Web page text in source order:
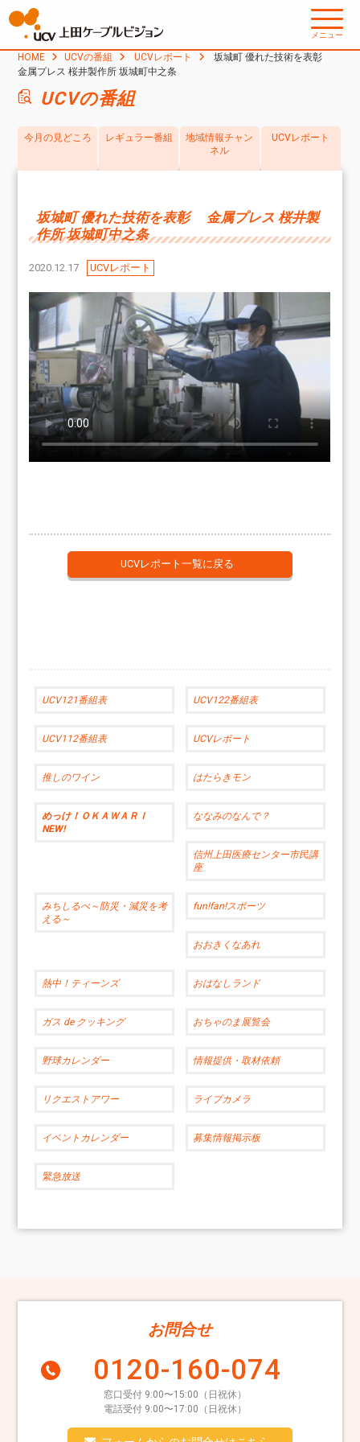
メニュー
HOME UCVの番組 UCVレポート
坂城町 優れた技術を表彰
金属プレス 桜井製作所 坂城町中之条
UCVの番組
今月の見どころ レギュラー番組
地域情報チャン
ネル
UCVレポート
坂城町 優れた技術を表彰 金属プレス 桜井製
作所 坂城町中之条
2020.12.17 UCVレポート
UCVレポート一覧に戻る
UCV121番組表 UCV122番組表
UCV112番組表 UCVレポート
推しのワイン はたらきモン
めっけ！ＯＫＡＷＡＲＩ
NEW!
ななみのなんで？
信州上田医療センター市民講
座
みちしるべ～防災・減災を考
える～
fun!fan!スポーツ
おおきくなあれ
熱中！ティーンズ おはなしランド
ガス de クッキング おちゃのま展覧会
野球カレンダー 情報提供・取材依頼
リクエストアワー ライブカメラ
イベントカレンダー 募集情報掲示板
緊急放送
お問合せ
0120-160-074
窓口受付 9:00〜15:00（日祝休）
電話受付 9:00〜17:00（日祝休）